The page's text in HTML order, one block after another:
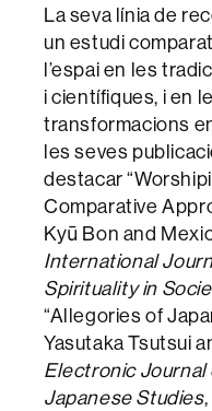
La seva línia de
un estudi
l’espai en les
i científiques, i en
transformacions
les seves
destacar
Comparative
Kyū Bon and
International
Spirituality in
“Allegories of
Yasutaka Tsutsui
Electronic
Japanese Studies